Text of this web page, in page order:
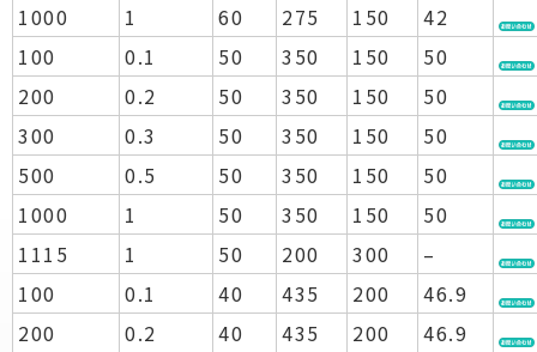
1000
1 60 275 150
42
100
0.1 50 350 150
50
200
0.2 50 350 150
50
300
0.3 50 350 150
50
500
0.5 50 350 150
50
1000
1 50 350 150
50
1115
1 50 200 300
–
100
0.1 40 435 200
46.9
200
0.2 40 435 200 46.9